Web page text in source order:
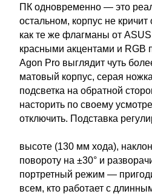
ПК одновременно — это
остальном, корпус не кричит
как те же флагманы от
красными акцентами и RGB
Agon Pro выглядит чуть
матовый корпус, серая
подсветка на обратной
насторить по своему
отключить. Подставка
высоте (130 мм хода),
повороту на ±30° и
портретный режим —
всем, кто работает с